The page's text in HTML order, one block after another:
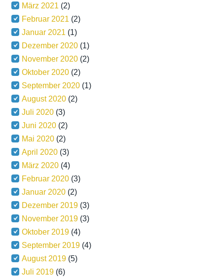
März 2021 (2)
Februar 2021 (2)
Januar 2021 (1)
Dezember 2020 (1)
November 2020 (2)
Oktober 2020 (2)
September 2020 (1)
August 2020 (2)
Juli 2020 (3)
Juni 2020 (2)
Mai 2020 (2)
April 2020 (3)
März 2020 (4)
Februar 2020 (3)
Januar 2020 (2)
Dezember 2019 (3)
November 2019 (3)
Oktober 2019 (4)
September 2019 (4)
August 2019 (5)
Juli 2019 (6)